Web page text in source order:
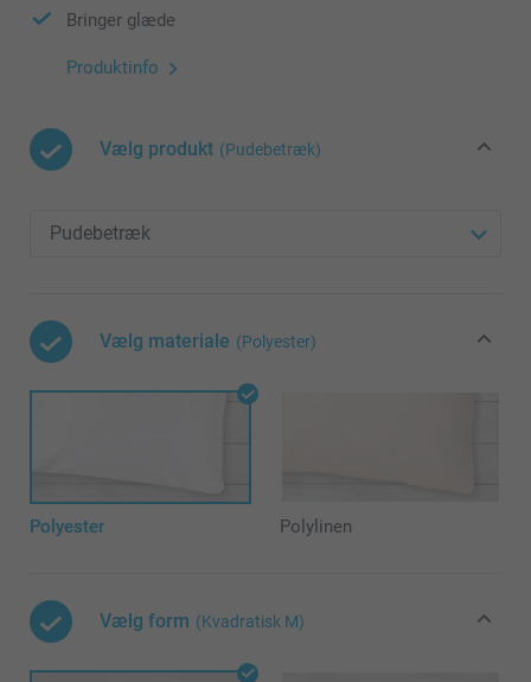
Bringer glæde
Produktinfo
Vælg produkt (Pudebetræk)
Vælg materiale (Polyester)
Polyester Polylinen
Vælg form (Kvadratisk M)